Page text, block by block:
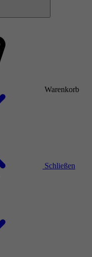
Warenkorb
Schließen